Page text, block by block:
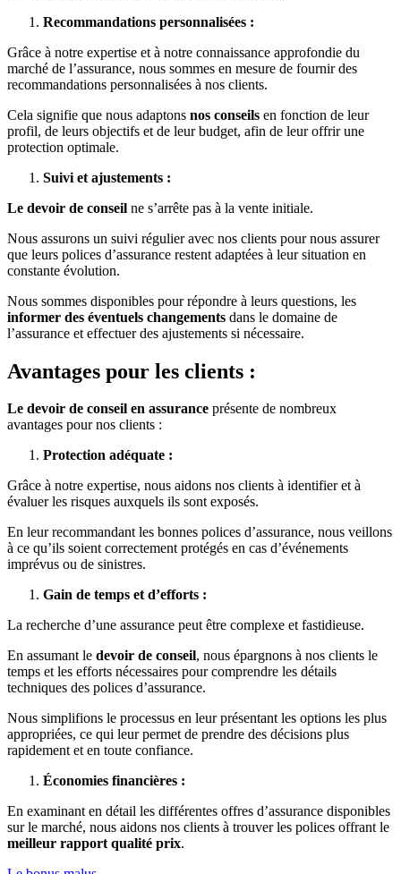
Recommandations personnalisées :
Grâce à notre expertise et à notre connaissance approfondie du
marché de l’assurance, nous sommes en mesure de fournir des
recommandations personnalisées à nos clients.
Cela signifie que nous adaptons nos conseils en fonction de leur
profil, de leurs objectifs et de leur budget, afin de leur offrir une
protection optimale.
Suivi et ajustements :
Le devoir de conseil ne s’arrête pas à la vente initiale.
Nous assurons un suivi régulier avec nos clients pour nous assurer
que leurs polices d’assurance restent adaptées à leur situation en
constante évolution.
Nous sommes disponibles pour répondre à leurs questions, les
informer des éventuels changements dans le domaine de
l’assurance et effectuer des ajustements si nécessaire.
Avantages pour les clients :
Le devoir de conseil en assurance présente de nombreux
avantages pour nos clients :
Protection adéquate :
Grâce à notre expertise, nous aidons nos clients à identifier et à
évaluer les risques auxquels ils sont exposés.
En leur recommandant les bonnes polices d’assurance, nous veillons
à ce qu’ils soient correctement protégés en cas d’événements
imprévus ou de sinistres.
Gain de temps et d’efforts :
La recherche d’une assurance peut être complexe et fastidieuse.
En assumant le devoir de conseil, nous épargnons à nos clients le
temps et les efforts nécessaires pour comprendre les détails
techniques des polices d’assurance.
Nous simplifions le processus en leur présentant les options les plus
appropriées, ce qui leur permet de prendre des décisions plus
rapidement et en toute confiance.
Économies financières :
En examinant en détail les différentes offres d’assurance disponibles
sur le marché, nous aidons nos clients à trouver les polices offrant le
meilleur rapportqualité prix.